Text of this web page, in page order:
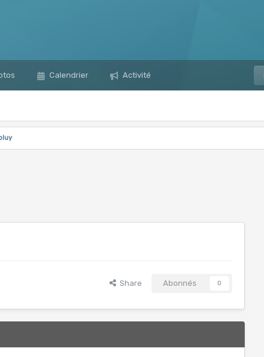
Calendrier Activité
Share Abonnés 0